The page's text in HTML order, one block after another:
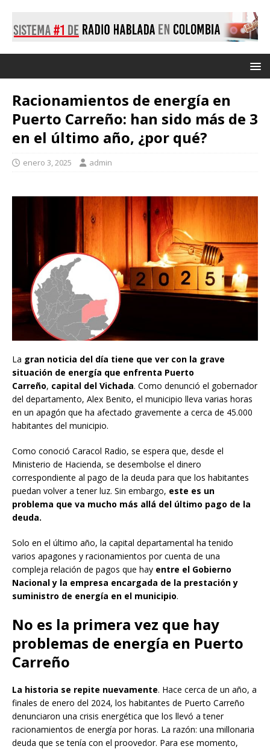
Racionamientos de energía en
Puerto Carreño: han sido más de 3
en el último año, ¿por qué?
enero 3, 2025 admin
La gran noticia del día tiene que ver con la grave
situación de energía que enfrenta Puerto
Carreño, capital del Vichada. Como denunció el gobernador
del departamento, Alex Benito, el municipio lleva varias horas
en un apagón que ha afectado gravemente a cerca de 45.000
habitantes del municipio.
Como conoció Caracol Radio, se espera que, desde el
Ministerio de Hacienda, se desembolse el dinero
correspondiente al pago de la deuda para que los habitantes
puedan volver a tener luz. Sin embargo, este es un
problema que va mucho más allá del último pago de la
deuda.
Solo en el último año, la capital departamental ha tenido
varios apagones y racionamientos por cuenta de una
compleja relación de pagos que hay entre el Gobierno
Nacional y la empresa encargada de la prestación y
suministro de energía en el municipio.
No es la primera vez que hay
problemas de energía en Puerto
Carreño
La historia se repite nuevamente. Hace cerca de un año, a
finales de enero del 2024, los habitantes de Puerto Carreño
denunciaron una crisis energética que los llevó a tener
racionamientos de energía por horas. La razón: una millonaria
deuda que se tenía con el proovedor. Para ese momento,